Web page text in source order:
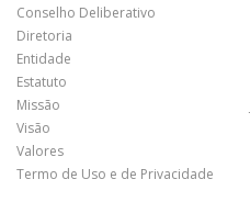
Conselho Deliberativo
Diretoria
Entidade
Estatuto
Missão
Visão
Valores
Termo de Uso e de Privacidade